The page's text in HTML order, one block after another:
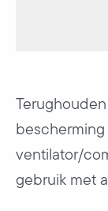
ventilator/
gebruik met